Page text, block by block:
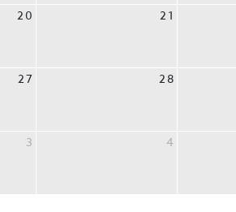
20 21
27 28
3 4